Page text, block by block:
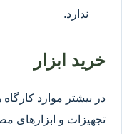
ندارد.
خرید ابزار
در بیشتر موارد
تجهیزات و ابزارهای